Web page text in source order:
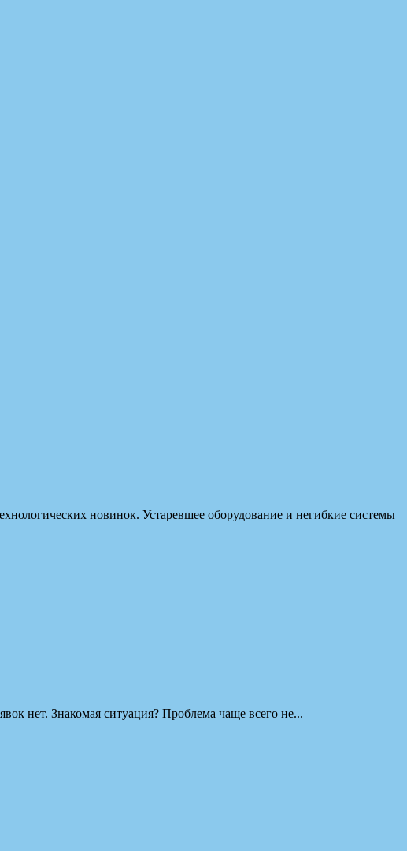
новинок. Устаревшее оборудование и негибкие системы
нет. Знакомая ситуация? Проблема чаще всего не...